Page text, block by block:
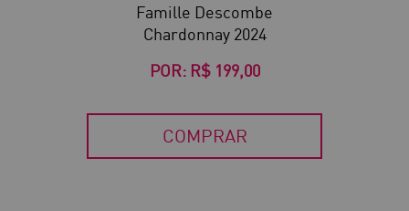
Famille Descombe
Chardonnay 2024
POR: R$ 199,00
COMPRAR